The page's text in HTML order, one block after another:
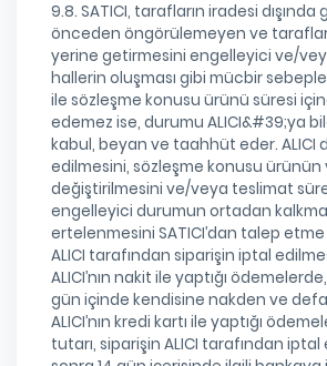
9.8. SATICI, tarafların iradesi dışında
önceden öngörülemeyen ve
yerine getirmesini engelleyici ve/
hallerin oluşması gibi mücbir
ile sözleşme konusu ürünü süresi
edemez ise, durumu ALICI&#39;ya
kabul, beyan ve taahhüt eder. ALICI
edilmesini, sözleşme konusu ürünün
değiştirilmesini ve/veya teslimat
engelleyici durumun ortadan
ertelenmesini SATICI’dan talep etme
ALICI tarafından siparişin iptal
ALICI’nın nakit ile yaptığı
gün içinde kendisine nakden ve
ALICI’nın kredi kartı ile yaptığı
tutarı, siparişin ALICI tarafından